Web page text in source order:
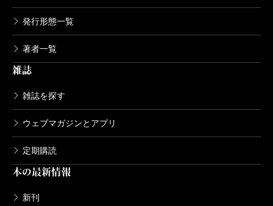
発行形態一覧
著者一覧
雑誌
雑誌を探す
ウェブマガジンとアプリ
定期購読
本の最新情報
新刊